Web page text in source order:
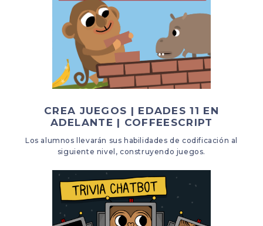
CREA JUEGOS | EDADES 11 EN
ADELANTE | COFFEESCRIPT
Los alumnos llevarán sus habilidades de codificación al
siguiente nivel, construyendo juegos.